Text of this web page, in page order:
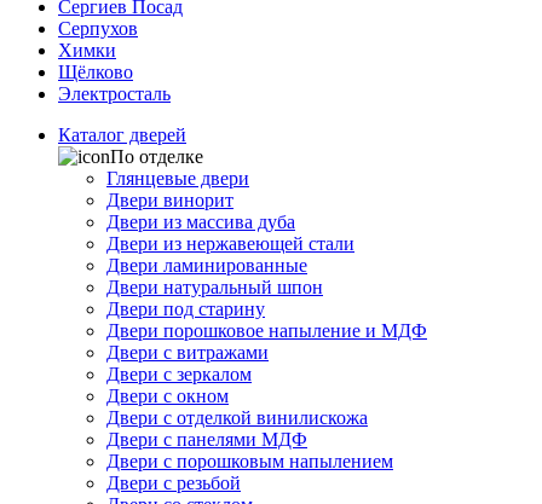
Сергиев Посад
Серпухов
Химки
Щёлково
Электросталь
Каталог дверей
По отделке
Глянцевые двери
Двери винорит
Двери из массива дуба
Двери из нержавеющей стали
Двери ламинированные
Двери натуральный шпон
Двери под старину
Двери порошковое напыление и МДФ
Двери с витражами
Двери с зеркалом
Двери с окном
Двери с отделкой винилискожа
Двери с панелями МДФ
Двери с порошковым напылением
Двери с резьбой